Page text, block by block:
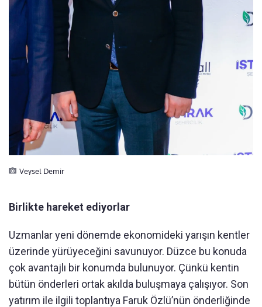
Veysel Demir
Birlikte hareket ediyorlar
Uzmanlar yeni dönemde ekonomideki yarışın kentler
üzerinde yürüyeceğini savunuyor. Düzce bu konuda
çok avantajlı bir konumda bulunuyor. Çünkü kentin
bütün önderleri ortak akılda buluşmaya çalışıyor. Son
yatırım ile ilgili toplantıya Faruk Özlü’nün önderliğinde